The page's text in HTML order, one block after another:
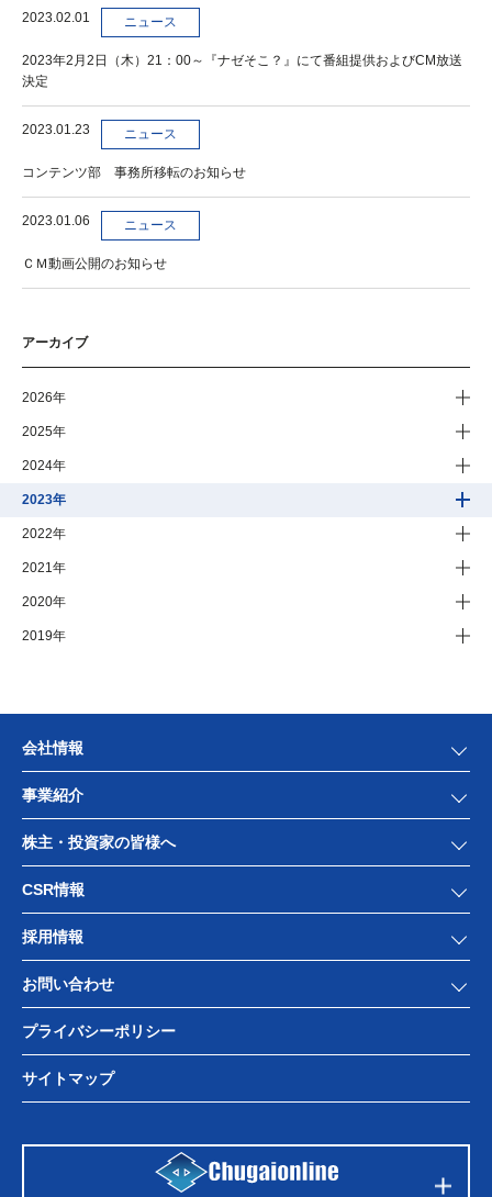
2023.02.01 ニュース
2023年2月2日（木）21：00～『ナゼそこ？』にて番組提供およびCM放送
決定
2023.01.23 ニュース
コンテンツ部 事務所移転のお知らせ
2023.01.06 ニュース
ＣＭ動画公開のお知らせ
アーカイブ
2026年
2025年
2024年
2023年
2022年
2021年
2020年
2019年
会社情報
事業紹介
株主・投資家の皆様へ
CSR情報
採用情報
お問い合わせ
プライバシーポリシー
サイトマップ